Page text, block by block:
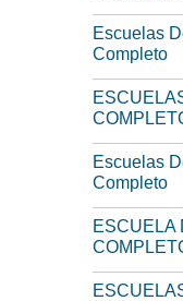
Escuelas
Completo
Escuelas
Completo
ESCUELA